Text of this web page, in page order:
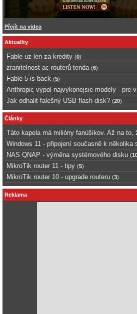
Přejít na videa
Aktuality
Fable uz len za kredity (0)
zranitelnost ac routerů tenda (6)
Fable 5 is back (5)
Anthropic vypol najvykonejsie modely - pre
Jak odhalit falešný USB flash disk? (20)
Články
Táto kapela má milióny fanúšikov. Až na to,
Windows 11 - připojení současně k několika
NAS QNAP - výměna systémového disku (
MikroTik router 11 - tipy (5)
MikroTik router 10 - upgrade routeru (3)
Reklama